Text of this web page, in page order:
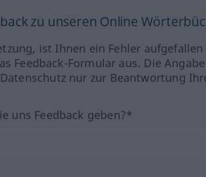
zu unseren Online
ist Ihnen ein Fehler
Feedback-Formular aus. Die
nur zur Beantwortung
uns Feedback geben?*